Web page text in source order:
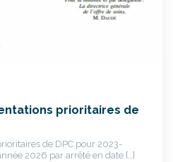
prioritaires de
de DPC pour 2023-
2026 par arrêté en date […]